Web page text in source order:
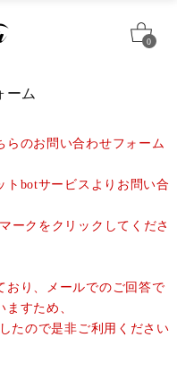
0
ーム
らのお問い合わせフォーム
トbotサービスよりお問い合
ークをクリックしてくださ
おり、メールでのご回答で
すため、
たので是非ご利用ください